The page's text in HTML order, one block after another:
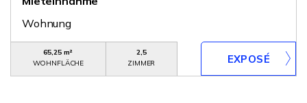
Wohnung
65,25 m²
WOHNFLÄCHE
2,5
ZIMMER